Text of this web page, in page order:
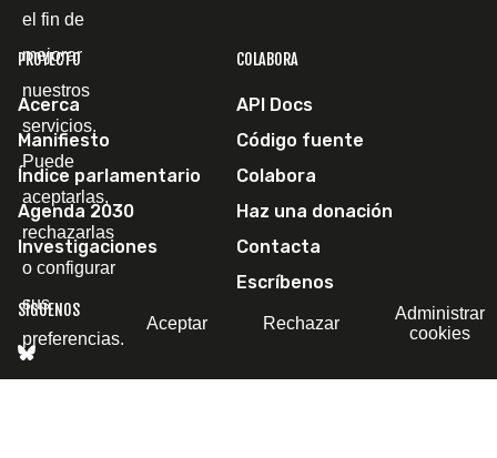
PROYECTO
Acerca
Manifiesto
Índice parlamentario
Agenda 2030
Investigaciones
COLABORA
API Docs
Código fuente
Colabora
Haz una donación
Contacta
Escríbenos
SÍGUENOS
el fin de
mejorar
nuestros
servicios.
Puede
aceptarlas,
rechazarlas
o configurar
sus
preferencias.
Aceptar Rechazar
Administrar
cookies